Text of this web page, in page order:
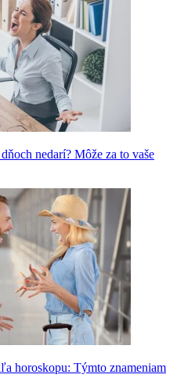
nedarí? Môže za to vaše
horoskopu: Týmto znameniam